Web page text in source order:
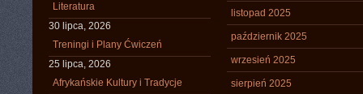
Literatura
30 lipca, 2026
Treningi i Plany Ćwiczeń
25 lipca, 2026
Afrykańskie Kultury i Tradycje
listopad 2025
październik 2025
wrzesień 2025
sierpień 2025